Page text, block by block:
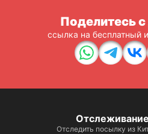
Поделитесь
ссылка на бесплатный
Отследить посылку из